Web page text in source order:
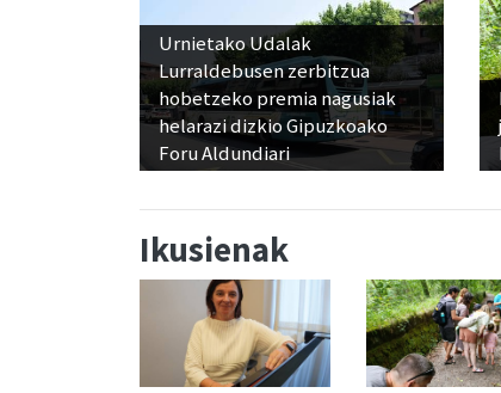
Urnietako Udalak
Lurraldebusen zerbitzua
hobetzeko premia nagusiak
helarazi dizkio Gipuzkoako
Foru Aldundiari
Ikusienak